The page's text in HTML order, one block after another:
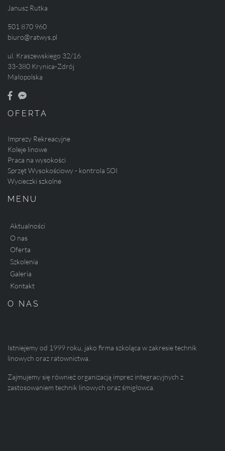
Janusz Rutka
501 870 960
biuro@ratwys.pl
ul. Kraszewskiego 32/16
33-380 Krynica-Zdrój
Małopolska
OFERTA
Imprezy Rekreacyjne
Koleje linowe
Praca na wysokości
Sprzęt Wysokościowy - kontrola SOI
Wycieczki szkolne
MENU
Aktualności
O nas
Oferta
Szkolenia
Galeria
Kontakt
O NAS
Istniejemy od 1999 roku, jako firma szkoląca w zakresie technik
linowych oraz ratownictwa.
Zajmujemy się również organizacją imprez integracyjnych z
zastosowaniem technik linowych oraz śmigłowca.